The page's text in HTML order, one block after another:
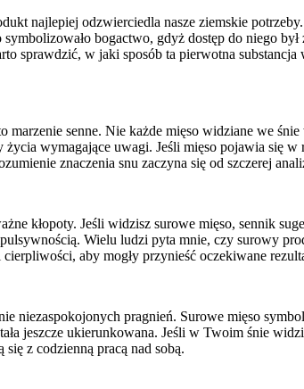
najlepiej odzwierciedla nasze ziemskie
bogactwo, gdyż dostęp do niego
sprawdzić, w jaki sposób ta pierwotna
senne. Nie każde mięso widziane we
wymagające uwagi. Jeśli mięso pojawia się w
znaczenia snu zaczyna się od szczerej
kłopoty. Jeśli widzisz surowe mięso, sennik
Wielu ludzi pyta mnie, czy surowy
aby mogły przynieść oczekiwane
niezaspokojonych pragnień. Surowe mięso
jeszcze ukierunkowana. Jeśli w Twoim śnie
z codzienną pracą nad sobą.